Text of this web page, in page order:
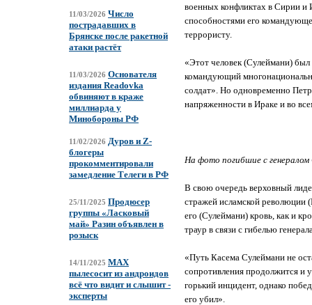
11/03/2026 Число
пострадавших в
Брянске после ракетной
атаки растёт
11/03/2026 Основателя
издания Readovka
обвиняют в краже
миллиарда у
Минобороны РФ
11/02/2026 Дуров и Z-
блогеры
прокомментировали
замедление Телеги в РФ
25/11/2025 Продюсер
группы «Ласковый
май» Разин объявлен в
розыск
14/11/2025 MAX
пылесосит из андроидов
всё что видит и слышит -
эксперты
военных конфликтах в Сирии и
способностями его
террористу.
«Этот человек (Сулеймани) был
командующий
солдат». Но одновременно
напряженности в Ираке и во
На фото погибшие с генералом
В свою очередь верховный
стражей исламской революции
его (Сулеймани) кровь, как и
траур в связи с гибелью
«Путь Касема Сулеймани не
сопротивления продолжится
горький инцидент, однако
его убил».